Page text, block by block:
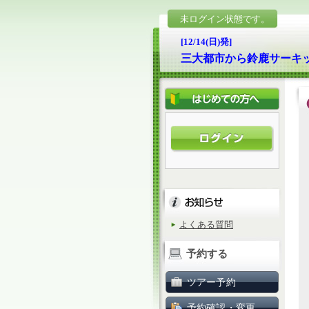
未ログイン状態です。
[12/14(日)発]
三大都市から鈴鹿サーキ
よくある質問
予約する
ツアー予約